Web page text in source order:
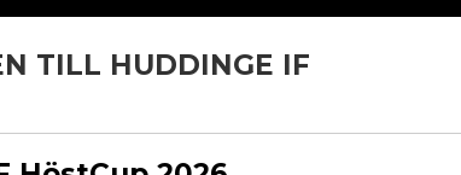
TILL HUDDINGE IF